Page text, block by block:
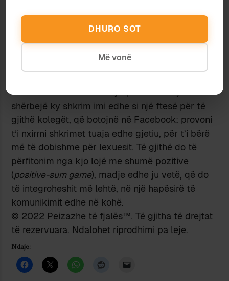
lexuesve, veçanërisht atyre më të rinj, po të
viheshin në dispozicion të tyre në një medium të
nuk i ofron dhe as ka arsye pse. Prandaj le të
shërbejë ky shkrim imi edhe si një ftesë për të
gjithë kolegët, që botojnë në Facebook: provoni
t’i nxirrni shkrimet tuaja edhe gjetiu, për t’i bërë
më të dobishme për lexuesit. Të gjithë do të
përfitonim nga kjo lojë me shumë pozitive
(positive-sum game), madje edhe ju vetë, që do
të integroheshit më lehtë, në një hapësirë të
komunikimit edhe në kohë.
© 2022 Peizazhe të fjalës™. Të gjitha të drejtat
të rezervuara. Ndalohet riprodhimi pa leje.
Ndaje:
DHURO SOT
Më vonë